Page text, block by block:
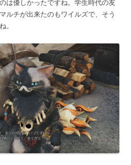
は優しかったですね。学生時代の友
ルチが出来たのもワイルズで、そう
。